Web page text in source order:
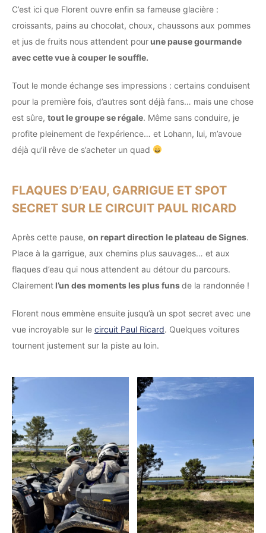
C’est ici que Florent ouvre enfin sa fameuse glacière :
croissants, pains au chocolat, choux, chaussons aux pommes
et jus de fruits nous attendent pourune pause gourmande
avec cette vue à couper le souffle.
Tout le monde échange ses impressions : certains conduisent
pour la première fois, d’autres sont déjà fans… mais une chose
est sûre, tout le groupe se régale. Même sans conduire, je
profite pleinement de l’expérience… et Lohann, lui, m’avoue
déjà qu’il rêve de s’acheter un quad
FLAQUES D’EAU, GARRIGUE ET SPOT
SECRET SUR LE CIRCUIT PAUL RICARD
Après cette pause, on repart direction le plateau de Signes.
Place à la garrigue, aux chemins plus sauvages… et aux
flaques d’eau qui nous attendent au détour du parcours.
Clairementl’un des moments les plus funsde la randonnée !
Florent nous emmène ensuite jusqu’à un spot secret avec une
vue incroyable sur le circuit Paul Ricard. Quelques voitures
tournent justement sur la piste au loin.